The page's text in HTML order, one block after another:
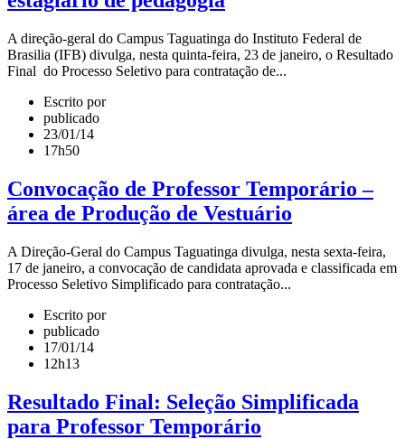
A direção-geral do Campus Taguatinga do Instituto Federal de
Brasilia (IFB) divulga, nesta quinta-feira, 23 de janeiro, o Resultado
Final do Processo Seletivo para contratação de...
Escrito por
publicado
23/01/14
17h50
Convocação de Professor Temporário –
área de Produção de Vestuário
A Direção-Geral do Campus Taguatinga divulga, nesta sexta-feira,
17 de janeiro, a convocação de candidata aprovada e classificada em
Processo Seletivo Simplificado para contratação...
Escrito por
publicado
17/01/14
12h13
Resultado Final: Seleção Simplificada
para Professor Temporário